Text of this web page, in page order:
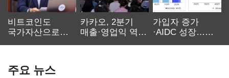
비트코인도
국가자산으로…'
카카오, 2분기
매출·영업익 역대
가입자 증가
·AIDC 성장…
주요 뉴스